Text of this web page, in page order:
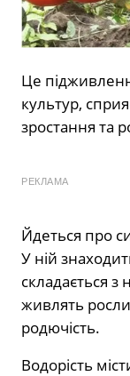
Це
культур,
зростання та
РЕКЛАМА
Йдеться про
У ній
складається
живлять
родючість.
Водорість